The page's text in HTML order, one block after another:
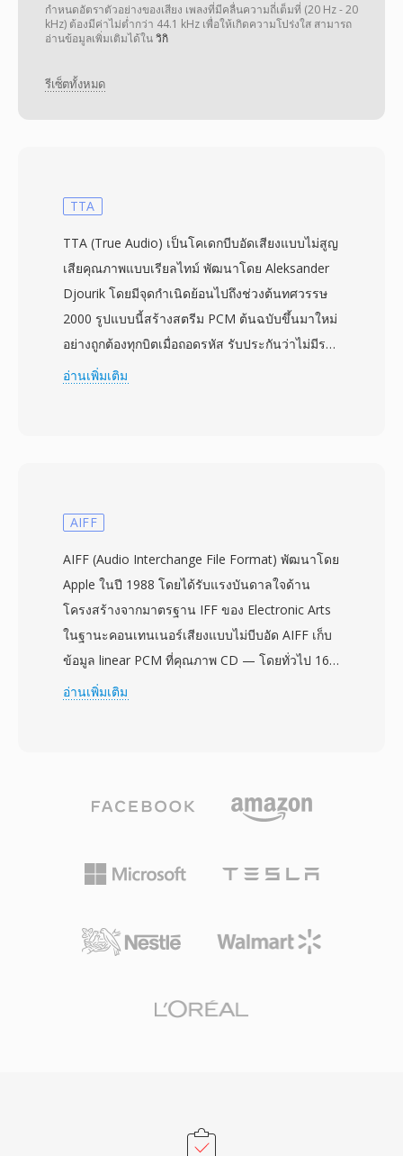
กำหนดอัตราตัวอย่างของเสียง เพลงที่มีคลื่นความถี่เต็มที่ (20 Hz - 20
kHz) ต้องมีค่าไม่ต่ำกว่า 44.1 kHz เพื่อให้เกิดความโปร่งใส สามารถ
อ่านข้อมูลเพิ่มเติมได้ในวิกิ
รีเซ็ตทั้งหมด
TTA
TTA (True Audio) เป็นโคเดกบีบอัดเสียงแบบไม่สูญ
เสียคุณภาพแบบเรียลไทม์ พัฒนาโดย Aleksander
Djourik โดยมีจุดกำเนิดย้อนไปถึงช่วงต้นทศวรรษ
2000 รูปแบบนี้สร้างสตรีม PCM ต้นฉบับขึ้นมาใหม่
อย่างถูกต้องทุกบิตเมื่อถอดรหัส รับประกันว่าไม่มีราย
ละเอียดเสียงสูญหายระหว่างการจัดเก็บหรือถ่ายโอน
เข้ารหัสและถอดรหัสที่รวดเร็วโดยไม่ต้องใช้ CPU
ไฟล์รองรับแท็กเมทาดาทา ID3v1, ID3v2 และ
APEv2 ดังนั้นข้อมูลแทร็กและภาพอัลบั้มจะเดินทาง
ไปกับเสียง การรองรับฮาร์ดแวร์ปรากฏในเครื่อง
เล่นพกพาหลายรุ่น ทำให้ TTA มีข้อได้เปรียบในทาง
ปฏิบัติเหนือรูปแบบไม่สูญเสียคุณภาพคู่แข่งบางรูป
แบบ การอ้างอิงโอเพนซอร์สเผยแพร่ภายใต้สัญญา
เสียงแบบไม่สูญเสียคุณภาพ TTA ยังคงรับใช้ผู้ใช้ที่
ให้คุณค่ากับความเรียบง่ายและการบีบอัดที่โปร่งใส
อ่านเพิ่มเติม
AIFF
AIFF (Audio Interchange File Format) พัฒนาโดย
Apple ในปี 1988 โดยได้รับแรงบันดาลใจด้าน
โครงสร้างจากมาตรฐาน IFF ของ Electronic Arts
ในฐานะคอนเทนเนอร์เสียงแบบไม่บีบอัด AIFF เก็บ
ข้อมูล linear PCM ที่คุณภาพ CD — โดยทั่วไป 16
บิตที่ 44.1 kHz — รักษาทุกรายละเอียดของการ
มืออาชีพบน macOS มักพึ่งพา AIFF เนื่องจากรับ
ตอนของการตัดต่อและมาสเตอริง จุดเด่นสำคัญคือ
ไม่มีการสูญเสียคุณภาพจากการบันทึกซ้ำ: ต่างจาก
สัญญาณเสื่อม อีกจุดแข็งคือการผสานรวมอย่างราบ
รูปแบบทำงานดั้งเดิม คอนเทนเนอร์รองรับอัตราสุ่ม
ประสิทธิภาพพื้นที่จัดเก็บ AIFF ยังคงเป็นทางเลือกที่
อ่านเพิ่มเติม